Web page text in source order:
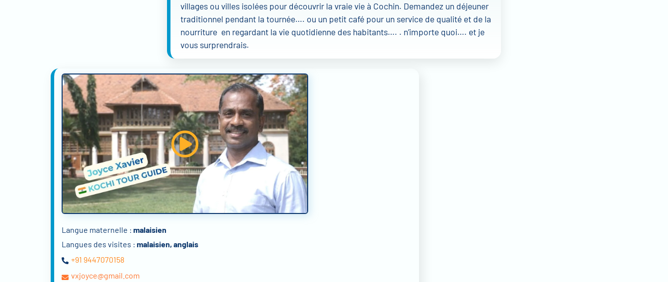
villages ou villes isolées pour découvrir la vraie vie à Cochin. Demandez un déjeuner
traditionnel pendant la tournée…. ou un petit café pour un service de qualité et de la
nourriture en regardant la vie quotidienne des habitants…. . n’importe quoi…. et je
vous surprendrais.
Langue maternelle : malaisien
Langues des visites : malaisien, anglais
+91 9447070158
vxjoyce@gmail.com